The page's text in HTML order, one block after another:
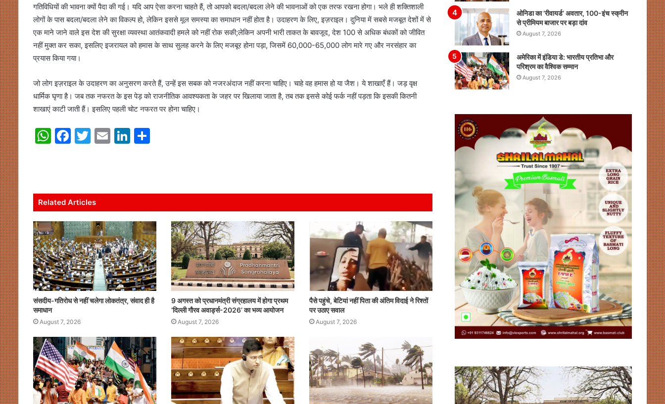
गतिविधियों की भावना क्यों पैदा की गई। यदि आप ऐसा करना चाहते हैं, तो आपको बदला/बदला लेने की भावनाओं को एक तरफ रखना होगा। भले ही शक्तिशाली
लोगों के पास बदला/बदला लेने का विकल्प हो, लेकिन इससे मूल समस्या का समाधान नहीं होता है। उदाहरण के लिए, इज़राइल। दुनिया में सबसे मजबूत देशों में से
एक माने जाने वाले इस देश की सुरक्षा व्यवस्था आतंकवादी हमले को नहीं रोक सकी;लेकिन अपनी भारी ताकत के बावजूद, देश 100 से अधिक बंधकों को जीवित
नहीं मुक्त कर सका, इसलिए इजरायल को हमास के साथ सुलह करने के लिए मजबूर होना पड़ा, जिसमें 60,000-65,000 लोग मारे गए और नरसंहार का
प्रयास किया गया।
जो लोग इज़राइल के उदाहरण का अनुसरण करते हैं, उन्हें इस सबक को नजरअंदाज नहीं करना चाहिए। चाहे वह हमास हो या जैश। ये शाखाएँ हैं। जड़ वृक्ष
धार्मिक घृणा है। जब तक नफरत के इस पेड़ को राजनीतिक आवश्यकता के जहर पर खिलाया जाता है, तब तक इससे कोई फर्क नहीं पड़ता कि इसकी कितनी
शाखाएं काटी जाती हैं। इसलिए पहली चोट नफरत पर होना चाहिए।
W
A
p
p
F
b
o
o
k
T
E
Li
dI
n
Related Articles
संसदीय-गतिरोध से नहीं चलेगा लोकतंत्र, संवाद ही है
समाधान
August 7, 2026
9 अगस्त को प्रधानमंत्री संग्रहालय में होगा प्रथम
‘दिल्ली गौरव अवार्ड्स-2026’ का भव्य आयोजन
August 7, 2026
पैसे पहुंचे, बेटियां नहीं पिता की अंतिम विदाई ने रिश्तों
पर उठाए सवाल
August 7, 2026
ओनिडा का ‘रीवायर्ड’ अवतार, 100-इंच स्क्रीन
से प्रीमियम बाजार पर बड़ा दांव
August 7, 2026
अमेरिका में इंडिया डे: भारतीय प्रतिभा और
परिश्रम का वैश्विक सम्मान
August 7, 2026
संसदीय-
गतिरोध
से
नहीं
9
अगस्त
को
प्रधानमंत्री
पैसे
पहुंचे,
बेटियां
नहीं
ओनिडा
का
‘रीवायर्ड’
अवतार,